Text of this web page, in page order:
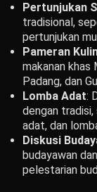
Pertunjukan
tradisional,
pertunjukan
Pameran
makanan khas
Padang, dan
Lomba Adat:
dengan
adat, dan
Diskusi
budayawan
pelestarian